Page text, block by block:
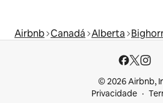
Airbnb Canadá Alberta
© 2026 Airbnb,
Privacidade